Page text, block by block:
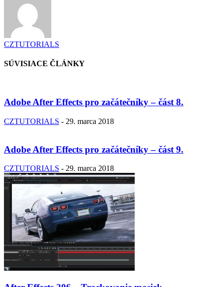
CZTUTORIALS
SÚVISIACE ČLÁNKY
Adobe After Effects pro začátečníky – část 8.
CZTUTORIALS - 29. marca 2018
Adobe After Effects pro začátečníky – část 9.
CZTUTORIALS - 29. marca 2018